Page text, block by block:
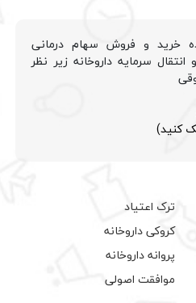
خرید و فروش سهام درمانی
سرمایه داروخانه زیر نظر
کنید)
ترک اعتیاد
کروکی داروخانه
پروانه داروخانه
موافقت اصولی